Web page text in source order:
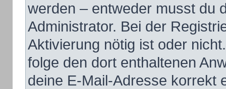
werden – entweder musst du
Administrator. Bei der
Aktivierung nötig ist oder
folge den dort enthaltenen
deine E-Mail-Adresse korrekt